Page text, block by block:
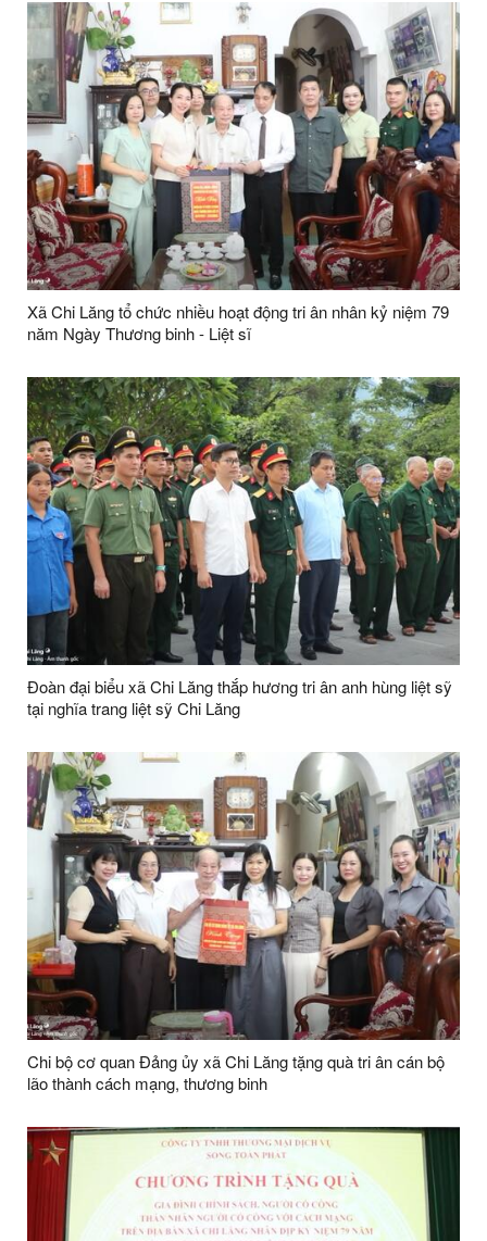
Xã Chi Lăng tổ chức nhiều hoạt động tri ân nhân kỷ niệm 79
năm Ngày Thương binh - Liệt sĩ
Đoàn đại biểu xã Chi Lăng thắp hương tri ân anh hùng liệt sỹ
tại nghĩa trang liệt sỹ Chi Lăng
Chi bộ cơ quan Đảng ủy xã Chi Lăng tặng quà tri ân cán bộ
lão thành cách mạng, thương binh